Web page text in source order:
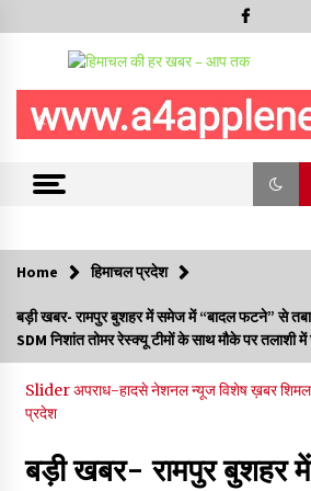
रूपी भावा वन्यजीव अभयारण्य में फिर
हिमालयन “सीरो” कैमरे में कैद
06/08/2026
Home हिमाचल प्रदेश
बड़ी खबर- रामपुर बुशहर में समेज में “बादल फटने” से
SDM निशांत तोमर रेस्क्यू टीमों के साथ मौके पर तलाशी
Sliderअपराध-हादसेनेशनल न्यूजविशेष ख़बर
प्रदेश
बड़ी खबर- रामपुर बुशहर